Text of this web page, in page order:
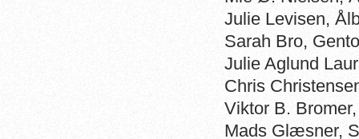
Julie Levisen,
Sarah Bro,
Julie Aglund
Chris
Viktor B.
Mads Glæsner,